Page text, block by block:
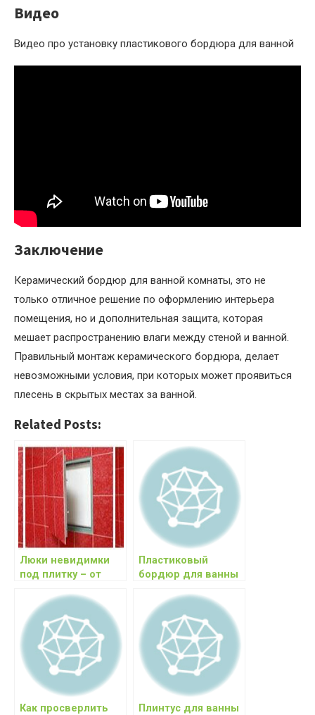
Видео
Видео про установку пластикового бордюра для ванной
Заключение
Керамический бордюр для ванной комнаты, это не
только отличное решение по оформлению интерьера
помещения, но и дополнительная защита, которая
мешает распространению влаги между стеной и ванной.
Правильный монтаж керамического бордюра, делает
невозможными условия, при которых может проявиться
плесень в скрытых местах за ванной.
Related Posts:
Люки невидимки
под плитку – от
установки
Пластиковый
бордюр для ванны
цены, установка
Как просверлить
Плинтус для ванны